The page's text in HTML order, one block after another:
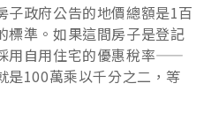
子政府公告的地價總額是1百
標準。如果這間房子是登記
用自用住宅的優惠稅率——
是100萬乘以千分之二，等